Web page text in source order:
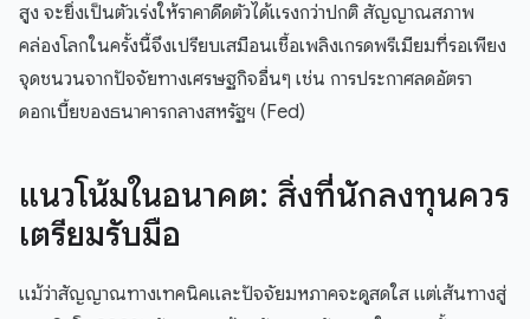
สูง จะยิ่งเป็นตัวเร่งให้ราคาดีดตัวได้แรงกว่าปกติ สัญญาณสภาพ
คล่องโลกในครั้งนี้จึงเปรียบเสมือนเชื้อเพลิงเกรดพรีเมียมที่รอเพียง
จุดชนวนจากปัจจัยทางเศรษฐกิจอื่นๆ เช่น การประกาศลดอัตรา
ดอกเบี้ยของธนาคารกลางสหรัฐฯ (Fed)
แนวโน้มในอนาคต: สิ่งที่นักลงทุนควร
เตรียมรับมือ
แม้ว่าสัญญาณทางเทคนิคและปัจจัยมหภาคจะดูสดใส แต่เส้นทางสู่